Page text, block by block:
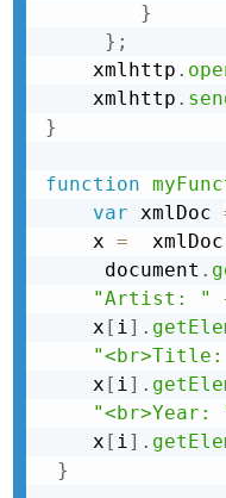
}
} ;
    xmlhttp
.
    xmlhttp
.
}
function
var xmlDoc
    x
=
  xmlDoc
     document
.
"Artist: "
    x
[ i] .
    x
[ i] .
"<br>Year:
    x
[ i] .
}